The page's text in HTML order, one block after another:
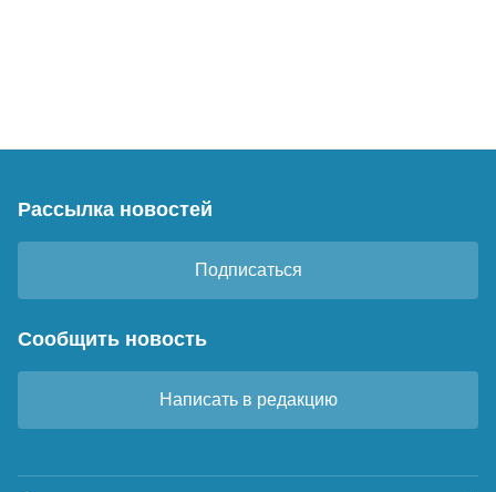
Рассылка новостей
Подписаться
Сообщить новость
Написать в редакцию